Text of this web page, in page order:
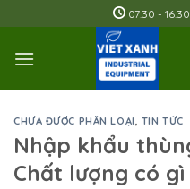
to
content
07:30 -
CHƯA ĐƯỢC PHÂN LOẠI, TIN TỨC
Nhập khẩu
Chất lượng có